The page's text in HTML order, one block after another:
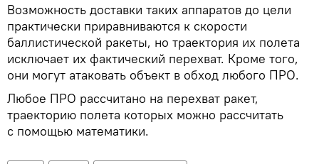
Возможность доставки таких аппаратов до цели
практически приравниваются к скорости
баллистической ракеты, но траектория их полета
исключает их фактический перехват. Кроме того,
они могут атаковать объект в обход любого ПРО.
Любое ПРО рассчитано на перехват ракет,
траекторию полета которых можно рассчитать
с помощью математики.